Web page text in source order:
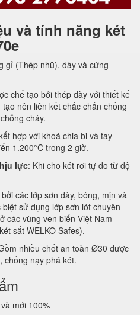
và tính năng két
gỉ (Thép nhũ), dày và cứng
chế tạo bởi thép dày với thiết kế
nên liên kết chắc chắn chống
cháy.
hợp với khoá chia bi và tay
1.200°C trong 2 giờ.
lực: Khi cho két rơi tự do từ độ
các lớp sơn dày, bóng, mịn và
sử dụng lớp sơn lót chuyên
các vùng ven biển Việt Nam
sắt WELKO Safes).
nhiều chốt an toàn Ø30 được
nạy phá két.
mới 100%